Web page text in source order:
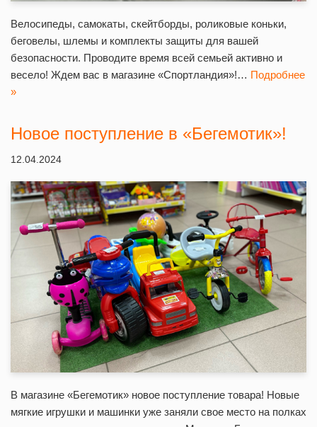
Велосипеды, самокаты, скейтборды, роликовые коньки,
беговелы, шлемы и комплекты защиты для вашей
безопасности. Проводите время всей семьей активно и
весело! Ждем вас в магазине «Спортландия»!… Подробнее
»
Новое поступление в «Бегемотик»!
12.04.2024
В магазине «Бегемотик» новое поступление товара! Новые
мягкие игрушки и машинки уже заняли свое место на полках